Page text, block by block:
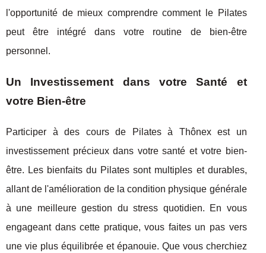
l'opportunité de mieux comprendre comment le Pilates
peut être intégré dans votre routine de bien-être
personnel.
Un Investissement dans votre Santé et
votre Bien-être
Participer à des cours de Pilates à Thônex est un
investissement précieux dans votre santé et votre bien-
être. Les bienfaits du Pilates sont multiples et durables,
allant de l'amélioration de la condition physique générale
à une meilleure gestion du stress quotidien. En vous
engageant dans cette pratique, vous faites un pas vers
une vie plus équilibrée et épanouie. Que vous cherchiez